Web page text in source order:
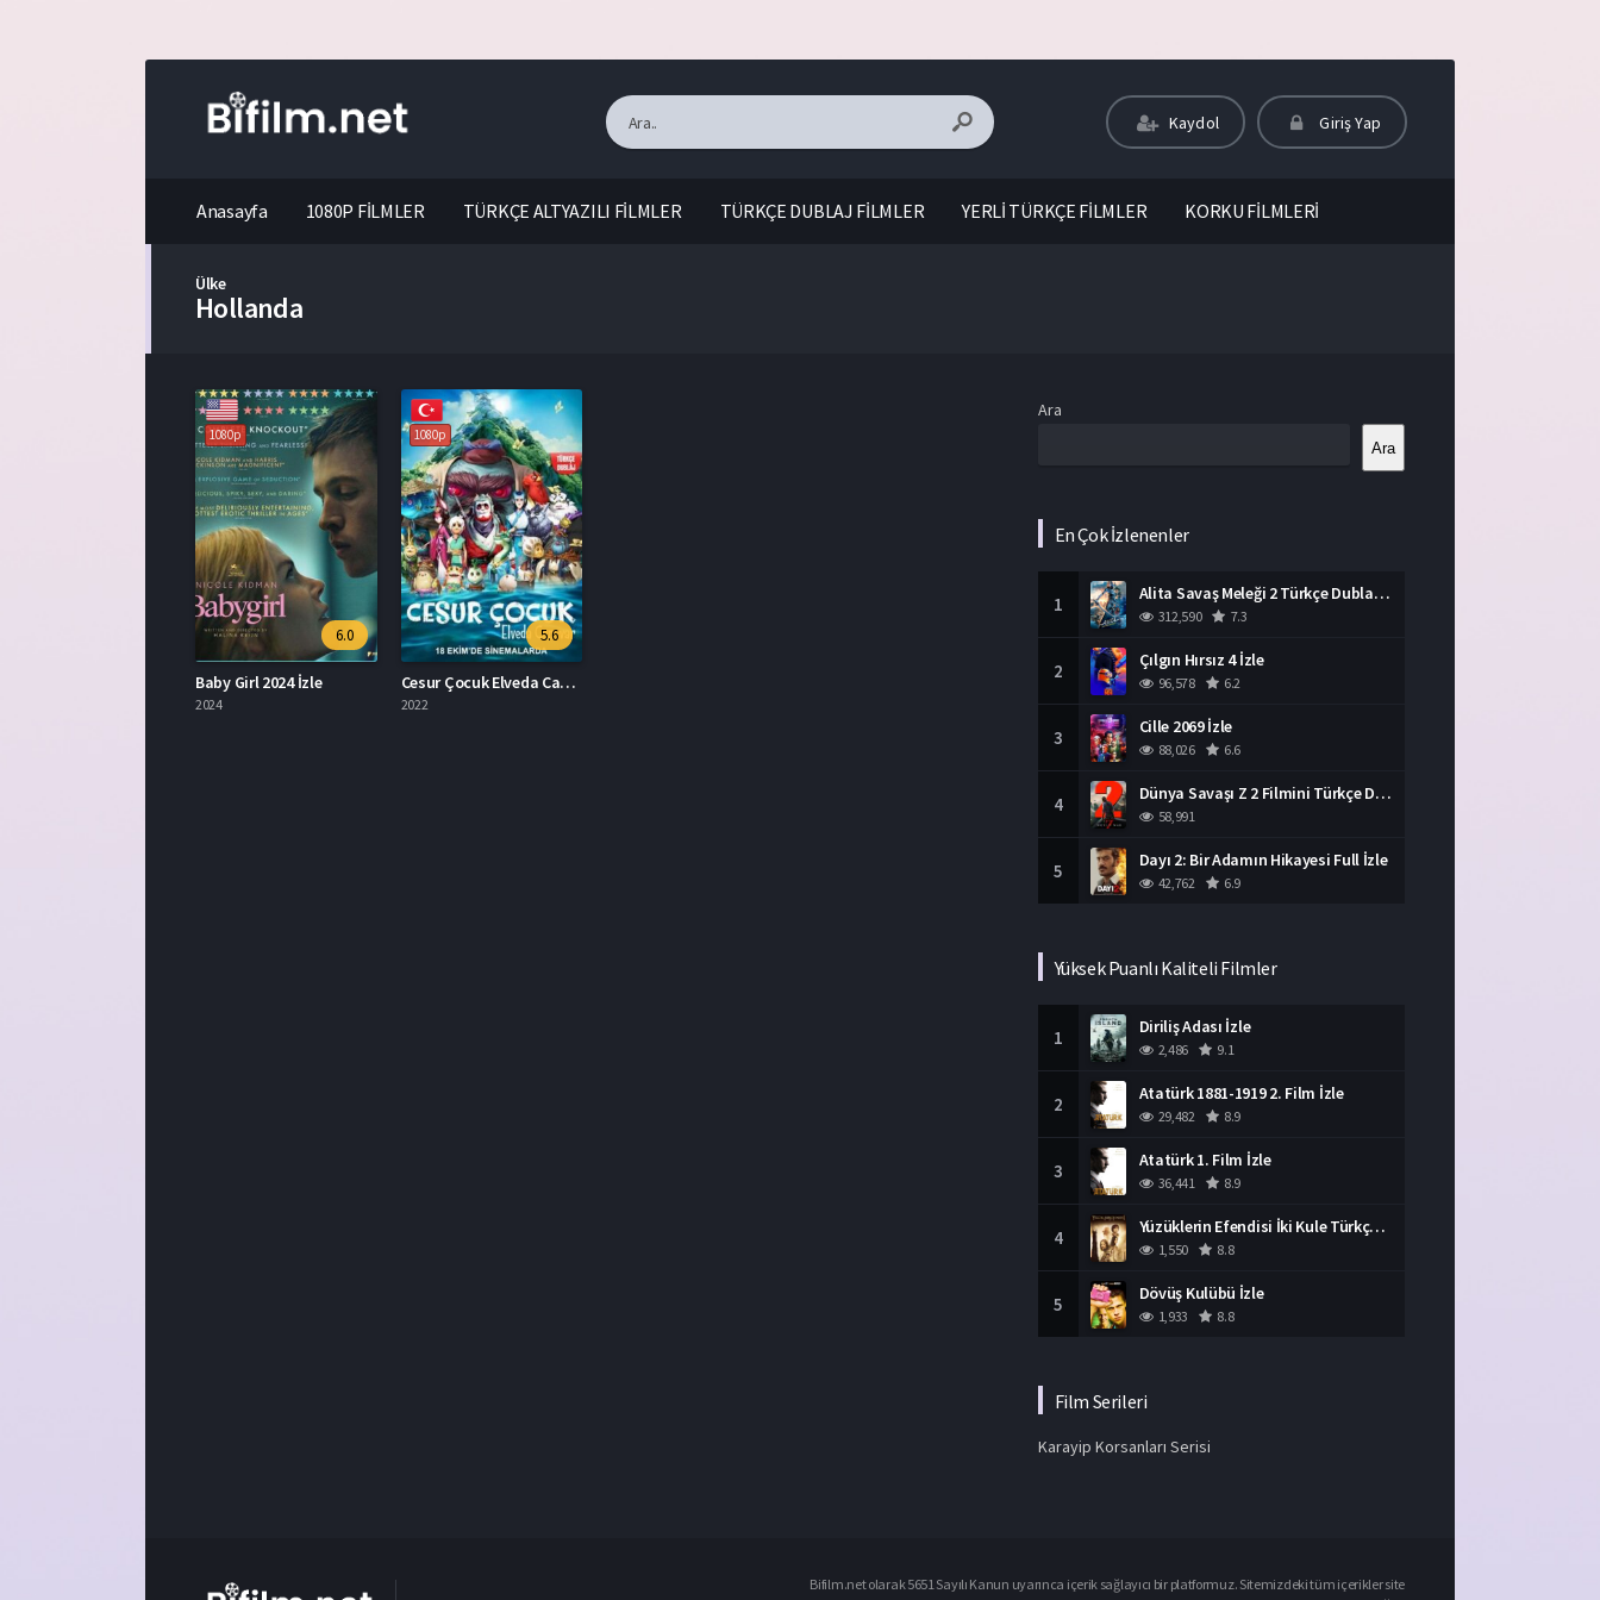
Kaydol Giriş Yap
Anasayfa 1080P FİLMLER TÜRKÇE ALTYAZILI FİLMLER TÜRKÇE DUBLAJ FİLMLER YERLİ TÜRKÇE FİLMLER KORKU FİLMLERİ
Ülke
Hollanda
1080p
6.0
Baby Girl 2024 İzle
2024
1080p
5.6
Cesur Çocuk Elveda Canavar Türkçe Dublaj İzle
2022
Ara
Ara
En Çok İzlenenler
1 Alita Savaş Meleği 2 Türkçe Dublaj İzle HD Film
312,590 7.3
2 Çılgın Hırsız 4 İzle
96,578 6.2
3 Cille 2069 İzle
88,026 6.6
4 Dünya Savaşı Z 2 Filmini Türkçe Dublaj İzle
58,991
5 Dayı 2: Bir Adamın Hikayesi Full İzle
42,762 6.9
Yüksek Puanlı Kaliteli Filmler
1 Diriliş Adası İzle
2,486 9.1
2 Atatürk 1881-1919 2. Film İzle
29,482 8.9
3 Atatürk 1. Film İzle
36,441 8.9
4 Yüzüklerin Efendisi İki Kule Türkçe Dublaj İzle
1,550 8.8
5 Dövüş Kulübü İzle
1,933 8.8
Film Serileri
Karayip Korsanları Serisi
Bifilm.net olarak 5651 Sayılı Kanun uyarınca içerik sağlayıcı bir platformuz. Sitemizdeki tüm içerikler site